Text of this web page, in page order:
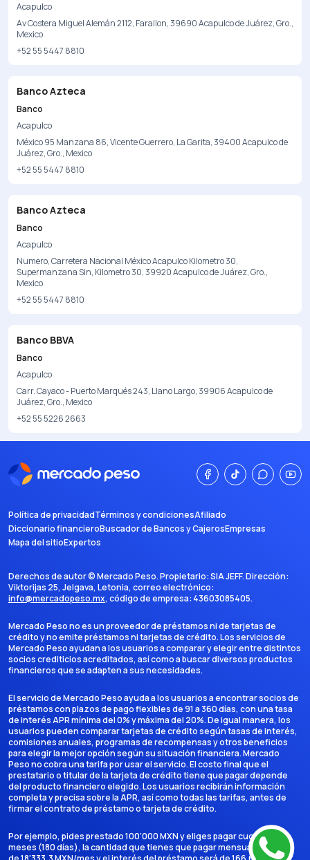
Acapulco
Av Costera Miguel Alemán 2112, Farallon, 39690 Acapulco de Juárez, Gro.,
Mexico
+52 55 5447 8810
Banco Azteca
Banco
Acapulco
México 95 Manzana 86, Vicente Guerrero, La Garita, 39400 Acapulco de
Juárez, Gro., Mexico
+52 55 5447 8810
Banco Azteca
Banco
Acapulco
Numero, Carretera Nacional México Acapulco Kilometro 30,
Supermanzana Sin, Kilometro 30, 39920 Acapulco de Juárez, Gro.,
Mexico
+52 55 5447 8810
Banco BBVA
Banco
Acapulco
Carr. Cayaco - Puerto Marqués 243, Llano Largo, 39906 Acapulco de
Juárez, Gro., Mexico
+52 55 5226 2663
Política de privacidadTérminos y condicionesAfiliado
Diccionario financieroBuscador de Bancos y CajerosEmpresas
Mapa del sitioExpertos
Derechos de autor ©Mercado Peso. Propietario:SIA JEFF. Dirección:
Viktorijas 25, Jelgava, Letonia, correo electrónico:
info@mercadopeso.mx, código de empresa: 43603085405.
Mercado Peso no es un proveedor de préstamos ni de tarjetas de
crédito y no emite préstamos ni tarjetas de crédito. Los servicios de
Mercado Peso ayudan a los usuarios a comparar y elegir entre distintos
socios crediticios acreditados, así como a buscar diversos productos
financieros que se adapten a sus necesidades.
El servicio de Mercado Peso ayuda a los usuarios a encontrar socios de
préstamos con plazos de pago flexibles de 91 a 360 días, con una tasa
de interés APR mínima del 0% y máxima del 20%. De igual manera, los
usuarios pueden comparar tarjetas de crédito según tasas de interés,
comisiones anuales, programas de recompensas y otros beneficios
para elegir la mejor opción según su situación financiera. Mercado
Peso no cobra una tarifa por usar el servicio. El costo final que el
prestatario o titular de la tarjeta de crédito tiene que pagar depende
del producto financiero elegido. Los usuarios recibirán información
completa y precisa sobre la APR, así como todas las tarifas, antes de
firmar el contrato de préstamo o tarjeta de crédito.
Por ejemplo, pides prestado 100'000 MXN y eliges pagar cuotas en 6
meses (180 días), la cantidad que tienes que pagar mensualmente es